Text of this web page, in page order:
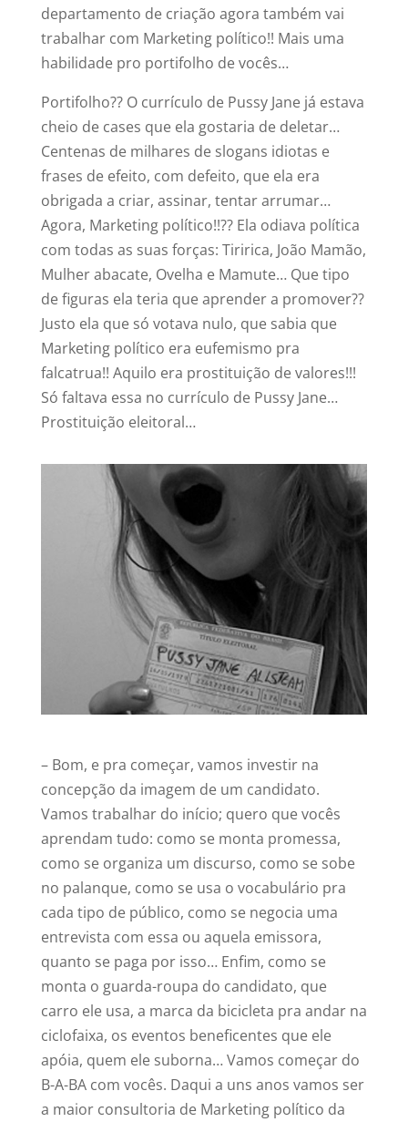
departamento de criação agora também vai
trabalhar com Marketing político!! Mais uma
habilidade pro portifolho de vocês…
Portifolho?? O currículo de Pussy Jane já estava
cheio de cases que ela gostaria de deletar…
Centenas de milhares de slogans idiotas e
frases de efeito, com defeito, que ela era
obrigada a criar, assinar, tentar arrumar…
Agora, Marketing político!!?? Ela odiava política
com todas as suas forças: Tiririca, João Mamão,
Mulher abacate, Ovelha e Mamute… Que tipo
de figuras ela teria que aprender a promover??
Justo ela que só votava nulo, que sabia que
Marketing político era eufemismo pra
falcatrua!! Aquilo era prostituição de valores!!!
Só faltava essa no currículo de Pussy Jane…
Prostituição eleitoral…
– Bom, e pra começar, vamos investir na
concepção da imagem de um candidato.
Vamos trabalhar do início; quero que vocês
aprendam tudo: como se monta promessa,
como se organiza um discurso, como se sobe
no palanque, como se usa o vocabulário pra
cada tipo de público, como se negocia uma
entrevista com essa ou aquela emissora,
quanto se paga por isso… Enfim, como se
monta o guarda-roupa do candidato, que
carro ele usa, a marca da bicicleta pra andar na
ciclofaixa, os eventos beneficentes que ele
apóia, quem ele suborna… Vamos começar do
B-A-BA com vocês. Daqui a uns anos vamos ser
a maior consultoria de Marketing político da